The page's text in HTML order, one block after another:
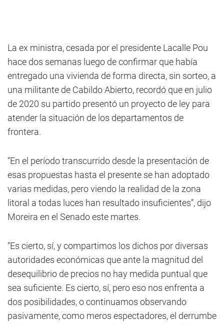
La ex ministra, cesada por el presidente Lacalle Pou
hace dos semanas luego de confirmar que había
entregado una vivienda de forma directa, sin sorteo, a
una militante de Cabildo Abierto, recordó que en julio
de 2020 su partido presentó un proyecto de ley para
atender la situación de los departamentos de
frontera.
“En el período transcurrido desde la presentación de
esas propuestas hasta el presente se han adoptado
varias medidas, pero viendo la realidad de la zona
litoral a todas luces han resultado insuficientes”, dijo
Moreira en el Senado este martes.
“Es cierto, sí, y compartimos los dichos por diversas
autoridades económicas que ante la magnitud del
desequilibrio de precios no hay medida puntual que
sea suficiente. Es cierto, sí, pero eso nos enfrenta a
dos posibilidades, o continuamos observando
pasivamente, como meros espectadores, el derrumbe